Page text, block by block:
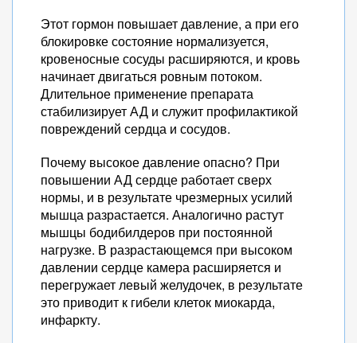
Этот гормон повышает давление, а при его
блокировке состояние нормализуется,
кровеносные сосуды расширяются, и кровь
начинает двигаться ровным потоком.
Длительное применение препарата
стабилизирует АД и служит профилактикой
повреждений сердца и сосудов.
Почему высокое давление опасно? При
повышении АД сердце работает сверх
нормы, и в результате чрезмерных усилий
мышца разрастается. Аналогично растут
мышцы бодибилдеров при постоянной
нагрузке. В разрастающемся при высоком
давлении сердце камера расширяется и
перегружает левый желудочек, в результате
это приводит к гибели клеток миокарда,
инфаркту.